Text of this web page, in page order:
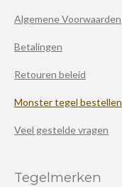
Algemene Voorwaarden
Betalingen
Retouren beleid
Monster tegel bestellen
Veel gestelde vragen
Tegelmerken